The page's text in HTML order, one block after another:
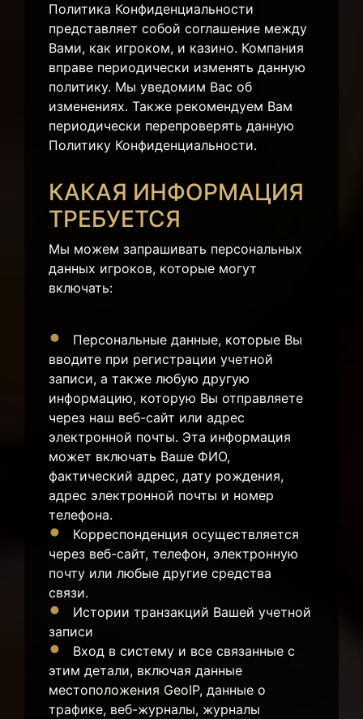
Политика Конфиденциальности
представляет собой соглашение между
Вами, как игроком, и казино. Компания
вправе периодически изменять данную
политику. Мы уведомим Вас об
изменениях. Также рекомендуем Вам
периодически перепроверять данную
Политику Конфиденциальности.
КАКАЯ ИНФОРМАЦИЯ
ТРЕБУЕТСЯ
Мы можем запрашивать персональных
данных игроков, которые могут
включать:
Персональные данные, которые Вы
вводите при регистрации учетной
записи, а также любую другую
информацию, которую Вы отправляете
через наш веб-сайт или адрес
электронной почты. Эта информация
может включать Ваше ФИО,
фактический адрес, дату рождения,
адрес электронной почты и номер
телефона.
Корреспонденция осуществляется
через веб-сайт, телефон, электронную
почту или любые другие средства
связи.
Истории транзакций Вашей учетной
записи
Вход в систему и все связанные с
этим детали, включая данные
местоположения GeoIP, данные о
трафике, веб-журналы, журналы